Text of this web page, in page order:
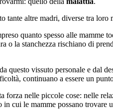
tante altre madri, diverse tra loro
quanto spesso alle mamme
o la stanchezza rischiano di
questo vissuto personale e dal
continuano a essere un
forza nelle piccole cose: nelle
in cui le mamme possano trovare